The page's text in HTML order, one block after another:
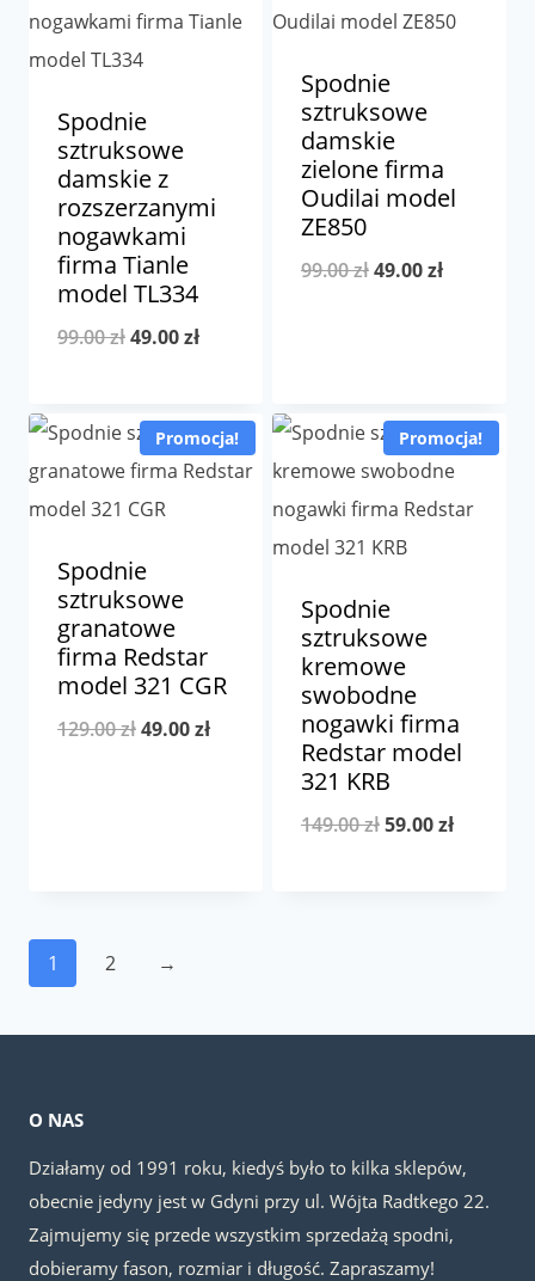
Spodnie
sztruksowe
damskie z
rozszerzanymi
nogawkami
firma Tianle
model TL334
99.00złPierwotna
99.00 zł.
49.00złAktualna
49.00 zł.
Spodnie
sztruksowe
damskie
zielone firma
Oudilai model
ZE850
99.00złPierwotna
49.00złAktualna
Promocja!
Spodnie
sztruksowe
granatowe
firma Redstar
model 321 CGR
129.00złPierwotna
49.00złAktualna
Promocja!
Spodnie
sztruksowe
kremowe
swobodne
nogawki firma
Redstar model
321 KRB
149.00złPierwotna
59.00złAktualna
1
2 →
O NAS
Działamy od 1991 roku, kiedyś było to kilka sklepów,
obecnie jedyny jest w Gdyni przy ul. Wójta Radtkego 22.
Zajmujemy się przede wszystkim sprzedażą spodni,
dobieramy fason, rozmiar i długość. Zapraszamy!